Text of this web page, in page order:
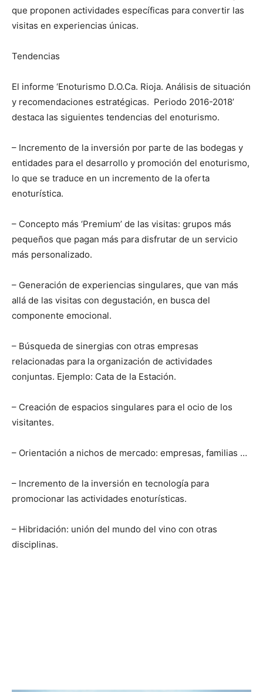
que proponen actividades específicas para convertir las
visitas en experiencias únicas.
Tendencias
El informe ‘Enoturismo D.O.Ca. Rioja. Análisis de situación
y recomendaciones estratégicas. Periodo 2016-2018’
destaca las siguientes tendencias del enoturismo.
– Incremento de la inversión por parte de las bodegas y
entidades para el desarrollo y promoción del enoturismo,
lo que se traduce en un incremento de la oferta
enoturística.
– Concepto más ‘Premium’ de las visitas: grupos más
pequeños que pagan más para disfrutar de un servicio
más personalizado.
– Generación de experiencias singulares, que van más
allá de las visitas con degustación, en busca del
componente emocional.
– Búsqueda de sinergias con otras empresas
relacionadas para la organización de actividades
conjuntas. Ejemplo: Cata de la Estación.
– Creación de espacios singulares para el ocio de los
visitantes.
– Orientación a nichos de mercado: empresas, familias …
– Incremento de la inversión en tecnología para
promocionar las actividades enoturísticas.
– Hibridación: unión del mundo del vino con otras
disciplinas.